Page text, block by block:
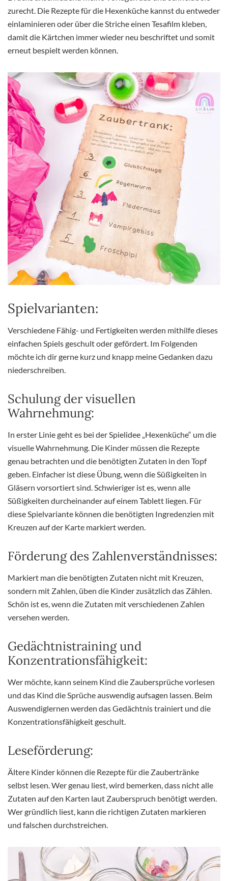
zurecht. Die Rezepte für die Hexenküche kannst du entweder
einlaminieren oder über die Striche einen Tesafilm kleben,
damit die Kärtchen immer wieder neu beschriftet und somit
erneut bespielt werden können.
Spielvarianten:
Verschiedene Fähig- und Fertigkeiten werden mithilfe dieses
einfachen Spiels geschult oder gefördert. Im Folgenden
möchte ich dir gerne kurz und knapp meine Gedanken dazu
niederschreiben.
Schulung der visuellen
Wahrnehmung:
In erster Linie geht es bei der Spielidee „Hexenküche“ um die
visuelle Wahrnehmung. Die Kinder müssen die Rezepte
genau betrachten und die benötigten Zutaten in den Topf
geben. Einfacher ist diese Übung, wenn die Süßigkeiten in
Gläsern vorsortiert sind. Schwieriger ist es, wenn alle
Süßigkeiten durcheinander auf einem Tablett liegen. Für
diese Spielvariante können die benötigten Ingredenzien mit
Kreuzen auf der Karte markiert werden.
Förderung des Zahlenverständnisses:
Markiert man die benötigten Zutaten nicht mit Kreuzen,
sondern mit Zahlen, üben die Kinder zusätzlich das Zählen.
Schön ist es, wenn die Zutaten mit verschiedenen Zahlen
versehen werden.
Gedächtnistraining und
Konzentrationsfähigkeit:
Wer möchte, kann seinem Kind die Zaubersprüche vorlesen
und das Kind die Sprüche auswendig aufsagen lassen. Beim
Auswendiglernen werden das Gedächtnis trainiert und die
Konzentrationsfähigkeit geschult.
Leseförderung:
Ältere Kinder können die Rezepte für die Zaubertränke
selbst lesen. Wer genau liest, wird bemerken, dass nicht alle
Zutaten auf den Karten laut Zauberspruch benötigt werden.
Wer gründlich liest, kann die richtigen Zutaten markieren
und falschen durchstreichen.